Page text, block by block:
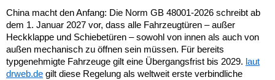
China macht den Anfang: Die Norm GB 48001-2026 schreibt ab
dem 1. Januar 2027 vor, dass alle Fahrzeugtüren – außer
Heckklappe und Schiebetüren – sowohl von innen als auch von
außen mechanisch zu öffnen sein müssen. Für bereits
typgenehmigte Fahrzeuge gilt eine Übergangsfrist bis 2029. laut
drweb.de gilt diese Regelung als weltweit erste verbindliche